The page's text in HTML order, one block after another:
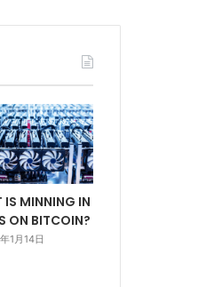
IS MINNING IN
ON BITCOIN?
1月14日